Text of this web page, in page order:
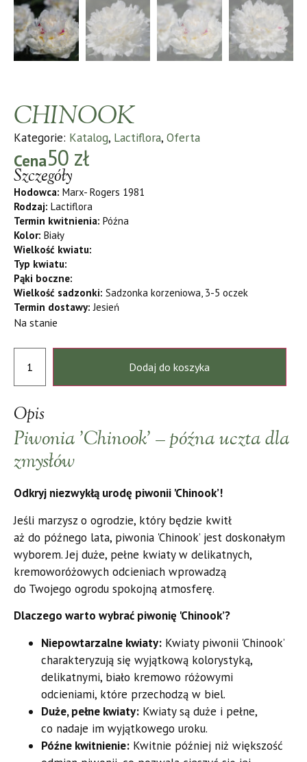
CHINOOK
Kategorie: Katalog, Lactiflora, Oferta
Cena50 zł
Szczegóły
Hodowca: Marx- Rogers 1981
Rodzaj: Lactiflora
Termin kwitnienia: Późna
Kolor: Biały
Wielkość kwiatu:
Typ kwiatu:
Pąki boczne:
Wielkość sadzonki: Sadzonka korzeniowa, 3-5 oczek
Termin dostawy: Jesień
Na stanie
Dodaj do koszyka
Opis
Piwonia 'Chinook’ – późna uczta dla
zmysłów
Odkryj niezwykłą urodę piwonii 'Chinook’!
Jeśli marzysz o ogrodzie, który będzie kwitł
aż do późnego lata, piwonia 'Chinook’ jest doskonałym
wyborem. Jej duże, pełne kwiaty w delikatnych,
kremoworóżowych odcieniach wprowadzą
do Twojego ogrodu spokojną atmosferę.
Dlaczego warto wybrać piwonię 'Chinook’?
Niepowtarzalne kwiaty: Kwiaty piwonii 'Chinook’
charakteryzują się wyjątkową kolorystyką,
delikatnymi, biało kremowo różowymi
odcieniami, które przechodzą w biel.
Duże, pełne kwiaty: Kwiaty są duże i pełne,
co nadaje im wyjątkowego uroku.
Późne kwitnienie: Kwitnie później niż większość